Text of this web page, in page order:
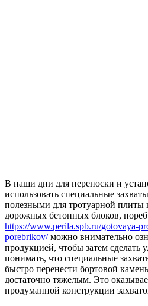
В наши дни для переноски и
использовать специальные
полезными для тротуарной плиты
дорожных бетонных блоков,
https://www.perila.spb.ru/gotovaya-
porebrikov/можно внимательно
продукцией, чтобы затем
понимать, что специальные
быстро перенести бортовой
достаточно тяжелым. Это
продуманной конструкции